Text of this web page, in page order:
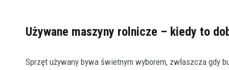
Używane maszyny rolnicze – kiedy to
Sprzęt używany bywa świetnym wyborem, zwłaszcza gdy